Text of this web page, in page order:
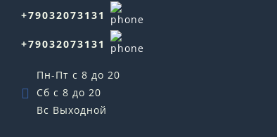
+79032073131
+79032073131
Пн-Пт с 8 до 20
Сб с 8 до 20
Вс Выходной